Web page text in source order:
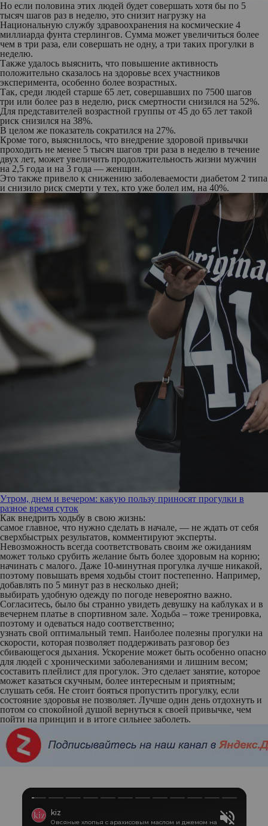
Но если половина этих людей будет совершать хотя бы по 5
тысяч шагов раз в неделю, это снизит нагрузку на
Национальную службу здравоохранения на космические 4
миллиарда фунта стерлингов. Сумма может увеличиться более
чем в три раза, ели совершать не одну, а три таких прогулки в
неделю.
Также удалось выяснить, что повышение активность
положительно сказалось на здоровье всех участников
эксперимента, особенно более возрастных.
Так, среди людей старше 65 лет, совершавших по 7500 шагов
три или более раз в неделю, риск смертности снизился на 52%.
Для представителей возрастной группы от 45 до 65 лет такой
риск снизился на 38%.
В целом же показатель сократился на 27%.
Кроме того, выяснилось, что внедрение здоровой привычки
проходить не менее 5 тысяч шагов три раза в неделю в течение
двух лет, может увеличить продолжительность жизни мужчин
на 2,5 года и на 3 года — женщин.
Это также привело к снижению заболеваемости диабетом 2 типа
и снизило риск смерти у тех, кто уже болел им, на 40%.
Утром, днем и вечером: какую пользу приносят прогулки в
разное время суток
Как внедрить ходьбу в свою жизнь:
самое главное, что нужно сделать в начале, — не ждать от себя
сверхбыстрых результатов, комментируют эксперты.
Невозможность всегда соответствовать своим же ожиданиям
может только срубить желание быть более здоровым на корню;
начинать с малого. Даже 10-минутная прогулка лучше никакой,
поэтому повышать время ходьбы стоит постепенно. Например,
добавлять по 5 минут раз в несколько дней;
выбирать удобную одежду по погоде невероятно важно.
Согласитесь, было бы странно увидеть девушку на каблуках и в
вечернем платье в спортивном зале. Ходьба – тоже тренировка,
поэтому и одеваться надо соответственно;
узнать свой оптимальный темп. Наиболее полезны прогулки на
скорости, которая позволяет поддерживать разговор без
сбивающегося дыхания. Ускорение может быть особенно опасно
для людей с хроническими заболеваниями и лишним весом;
составить плейлист для прогулок. Это сделает занятие, которое
может казаться скучным, более интересным и приятным;
слушать себя. Не стоит бояться пропустить прогулку, если
состояние здоровья не позволяет. Лучше один день отдохнуть и
потом со спокойной душой вернуться к своей привычке, чем
пойти на принцип и в итоге сильнее заболеть.